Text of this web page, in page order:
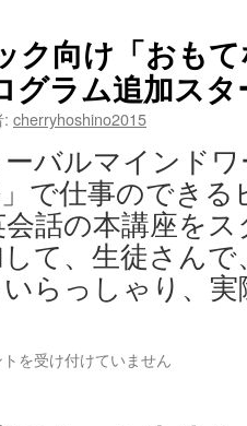
ス
英
会
話
の
レ
ッ
ス
ン
は
ど
こ
で
き
ク向け「おも
グラム追加スタ
: cherryhoshino2015
バルマインド
で仕事のでき
話の本講座を
て、生徒さんで
いらっしゃり、
トを受け付けていません